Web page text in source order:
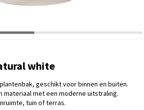
white
geschikt voor binnen en buiten.
materiaal met een moderne uitstraling.
tuin of terras.